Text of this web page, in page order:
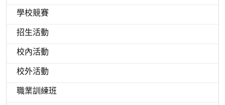
學校競賽
招生活動
校內活動
校外活動
職業訓練班